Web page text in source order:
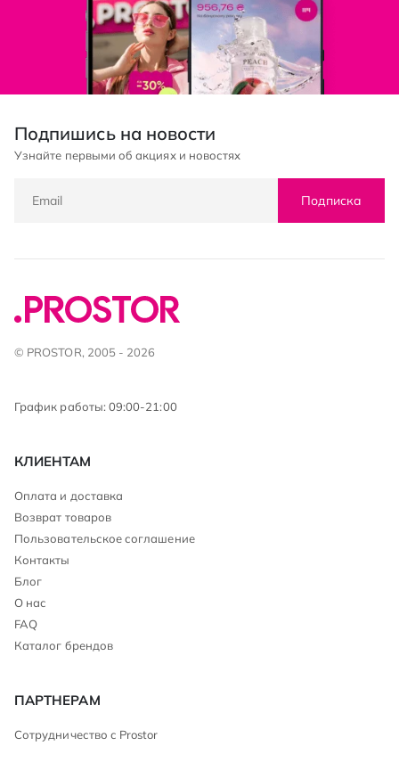
Подпишись на новости
Узнайте первыми об акциях и новостях
Подписка
© PROSTOR, 2005 - 2026
График работы: 09:00-21:00
КЛИЕНТАМ
Оплата и доставка
Возврат товаров
Пользовательское соглашение
Контакты
Блог
О нас
FAQ
Каталог брендов
ПАРТНЕРАМ
Сотрудничество с Prostor